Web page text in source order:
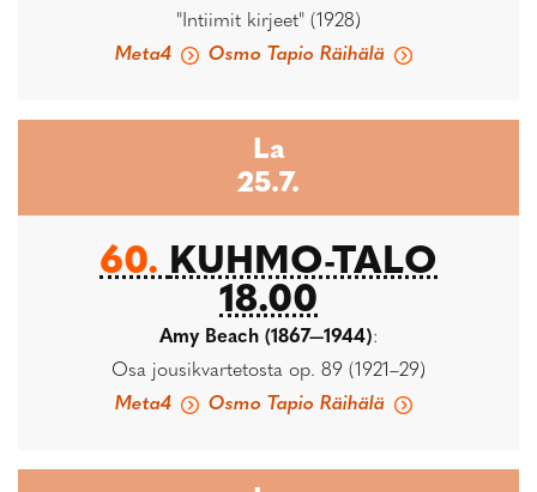
"Intiimit kirjeet" (1928)
Meta4
Osmo Tapio Räihälä
La
25.7.
60. KUHMO-TALO
18.00
Amy Beach (1867—1944):
Osa jousikvartetosta op. 89 (1921–29)
Meta4
Osmo Tapio Räihälä